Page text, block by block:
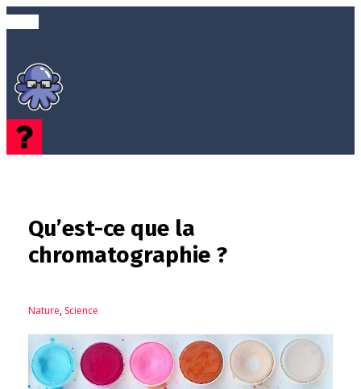
Qu’est-ce que la
chromatographie ?
Nature, Science